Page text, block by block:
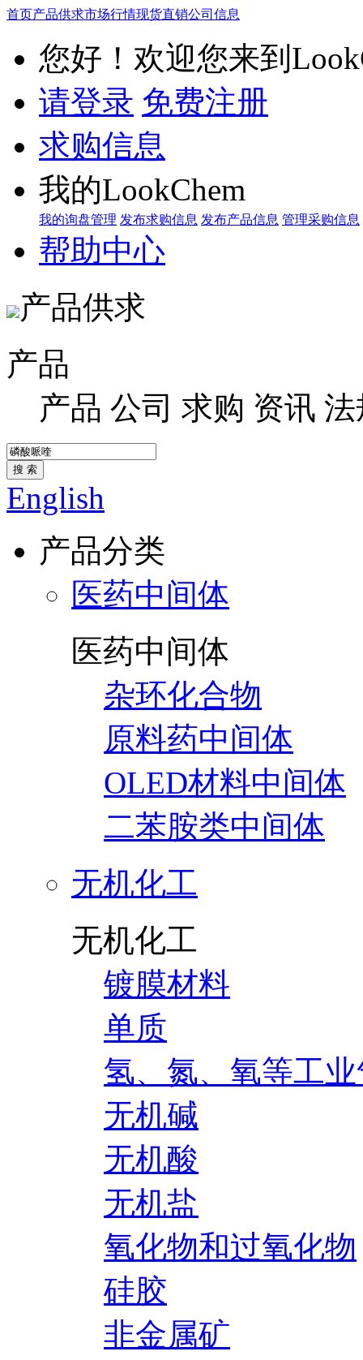
首页产品供求市场行情现货直销公司信息
您好！欢迎您来到
请登录 免费注册
求购信息
我的LookChem
我的询盘管理 发布求购信息 发布产品信息 管理采购信息
帮助中心
产品供求
产品
产品 公司 求购 资讯 法
搜 索
English
产品分类
医药中间体
医药中间体
杂环化合物
原料药中间体
OLED材料中间体
二苯胺类中间体
无机化工
无机化工
镀膜材料
单质
氢、氮、氧等工
无机碱
无机酸
无机盐
氧化物和过氧化物
硅胶
非金属矿